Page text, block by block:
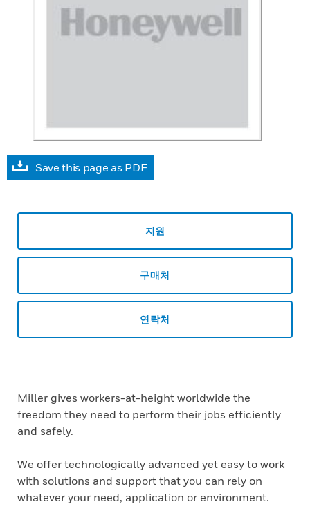
Save this page as PDF
지원
구매처
연락처
Miller gives workers-at-height worldwide the
freedom they need to perform their jobs efficiently
and safely.
We offer technologically advanced yet easy to work
with solutions and support that you can rely on
whatever your need, application or environment.